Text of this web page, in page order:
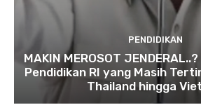
PENDIDIKAN
MAKIN MEROSOT
Pendidikan RI yang Masih
Thailand hingga